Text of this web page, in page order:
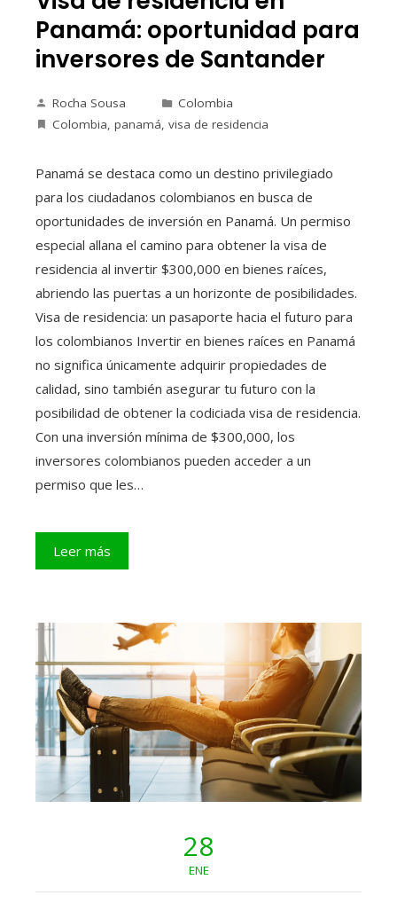
Panamá: oportunidad para
inversores de Santander
Rocha Sousa
Colombia
Colombia, panamá, visa de residencia
Panamá se destaca como un destino privilegiado
para los ciudadanos colombianos en busca de
oportunidades de inversión en Panamá. Un permiso
especial allana el camino para obtener la visa de
residencia al invertir $300,000 en bienes raíces,
abriendo las puertas a un horizonte de posibilidades.
Visa de residencia: un pasaporte hacia el futuro para
los colombianos Invertir en bienes raíces en Panamá
no significa únicamente adquirir propiedades de
calidad, sino también asegurar tu futuro con la
posibilidad de obtener la codiciada visa de residencia.
Con una inversión mínima de $300,000, los
inversores colombianos pueden acceder a un
permiso que les…
Leer más
28
ENE